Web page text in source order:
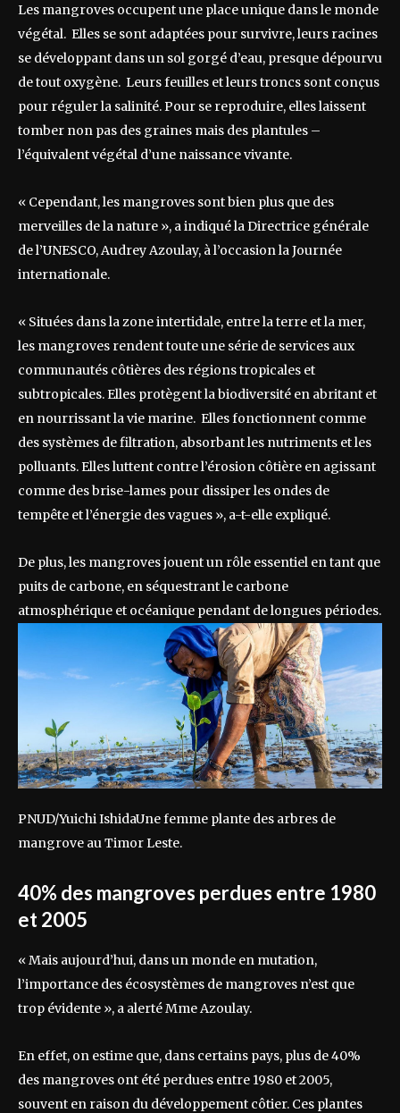
Les mangroves occupent une place unique dans le monde
végétal. Elles se sont adaptées pour survivre, leurs racines
se développant dans un sol gorgé d’eau, presque dépourvu
de tout oxygène. Leurs feuilles et leurs troncs sont conçus
pour réguler la salinité. Pour se reproduire, elles laissent
tomber non pas des graines mais des plantules –
l’équivalent végétal d’une naissance vivante.
« Cependant, les mangroves sont bien plus que des
merveilles de la nature », a indiqué la Directrice générale
de l’UNESCO, Audrey Azoulay, à l’occasion la Journée
internationale.
« Situées dans la zone intertidale, entre la terre et la mer,
les mangroves rendent toute une série de services aux
communautés côtières des régions tropicales et
subtropicales. Elles protègent la biodiversité en abritant et
en nourrissant la vie marine. Elles fonctionnent comme
des systèmes de filtration, absorbant les nutriments et les
polluants. Elles luttent contre l’érosion côtière en agissant
comme des brise-lames pour dissiper les ondes de
tempête et l’énergie des vagues », a-t-elle expliqué.
De plus, les mangroves jouent un rôle essentiel en tant que
puits de carbone, en séquestrant le carbone
atmosphérique et océanique pendant de longues périodes.
PNUD/Yuichi IshidaUne femme plante des arbres de
mangrove au Timor Leste.
40% des mangroves perdues entre 1980
et 2005
« Mais aujourd’hui, dans un monde en mutation,
l’importance des écosystèmes de mangroves n’est que
trop évidente », a alerté Mme Azoulay.
En effet, on estime que, dans certains pays, plus de 40%
des mangroves ont été perdues entre 1980 et 2005,
souvent en raison du développement côtier. Ces plantes